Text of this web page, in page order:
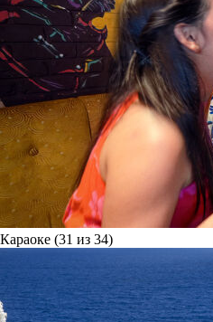
Караоке (31 из 34)